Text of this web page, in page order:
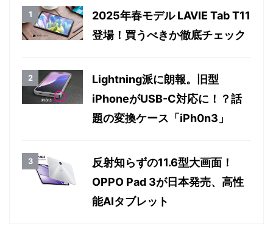
2025年春モデル LAVIE Tab T11
登場！買うべきか徹底チェック
Lightning派に朗報。旧型
iPhoneがUSB-C対応に！？話
題の変換ケース「iPh0n3」
反射知らずの11.6型大画面！
OPPO Pad 3が日本発売、高性
能AIタブレット